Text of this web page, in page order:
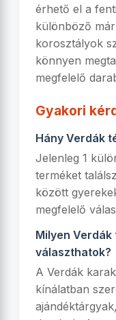
érhető el a
különböző
korosztályok
könnyen
megfelelő
Gyakori
Hány Verdák
Jelenleg 1
terméket
között
megfelelő
Milyen
választhatok?
A Verdák
kínálatban